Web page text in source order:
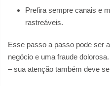
Prefira sempre canais e
rastreáveis.
Esse passo a passo pode ser
negócio e uma fraude
– sua atenção também deve